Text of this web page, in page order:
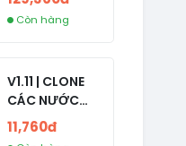
LIVE ADS -
NĂM TẠO
Còn hàng
V1.11 | CLONE
CÁC NƯỚC
CÓ 2FA -
INDIA - HÀNG
11,760đ